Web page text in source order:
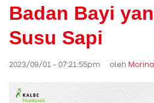
Badan Bayi
Susu Sapi
2023/09/01 - 07:21:55pm oleh